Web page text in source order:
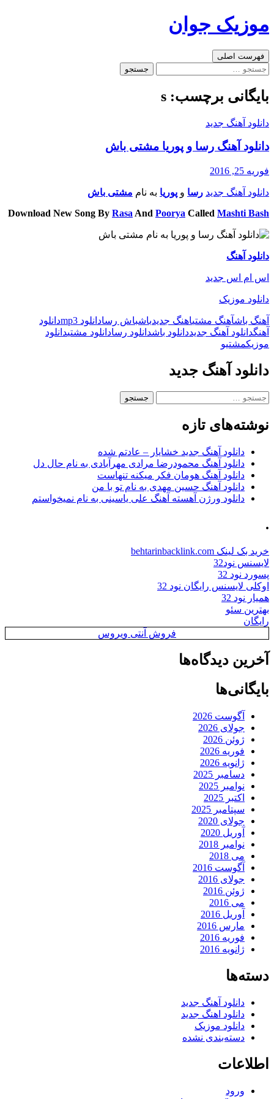
به
موزیک جوان
جست‌وجو
فهرست اصلی
جستجو
بایگانی برچسب: s
دانلود آهنگ جدید
دانلود آهنگ رسا و پوریا مشتی باش
فوریه 25, 2016
دانلود آهنگ جدید رسا و پوریا به نام مشتی باش
Download New Song By Rasa And Poorya Called Mashti Bash
دانلود آهنگ
اس ام اس جدید
دانلود موزیک
آهنگ باشآهنگ مشتیاهنگ جدیدباشباش رسادانلود mp3
دانلود
آهنگدانلود آهنگ جدیددانلود باشدانلود رسادانلود مشتیدانلود
موزیکمشتیو
دانلود آهنگ جدید
جستجو
نوشته‌های تازه
دانلود آهنگ جدید خشایار – عادتم شده
دانلود آهنگ محمودرضا مرادی مهرآبادی به نام حال دل
دانلود آهنگ هومان فکر میکنه تنهاست
دانلود آهنگ حسین مهدی به نام تو با من
دانلود ورژن آهسته آهنگ علی یاسینی به نام نمیخواستم
.
خرید بک لینک behtarinbacklink.com
لایسنس نود32
پسورد نود 32
اوکلی لایسنس رایگان نود 32
همیار نود 32
بهترین سئو
رایگان
فروش آنتی ویروس
آخرین دیدگاه‌ها
بایگانی‌ها
آگوست 2026
جولای 2026
ژوئن 2026
فوریه 2026
ژانویه 2026
دسامبر 2025
نوامبر 2025
اکتبر 2025
سپتامبر 2025
جولای 2020
آوریل 2020
نوامبر 2018
می 2018
آگوست 2016
جولای 2016
ژوئن 2016
می 2016
آوریل 2016
مارس 2016
فوریه 2016
ژانویه 2016
دسته‌ها
دانلود آهنگ جدید
دانلود اهنگ جدید
دانلود موزیک
دسته‌بندی نشده
اطلاعات
ورود